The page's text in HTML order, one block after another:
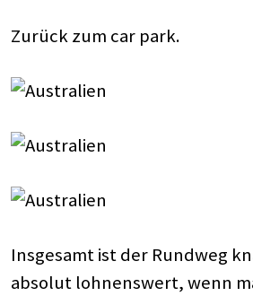
Zurück zum car park.
Insgesamt ist der Rundweg
absolut lohnenswert, wenn